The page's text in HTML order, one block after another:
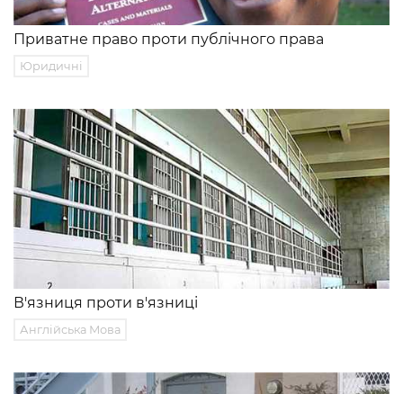
Приватне право проти публічного права
Юридичні
В'язниця проти в'язниці
Англійська Мова